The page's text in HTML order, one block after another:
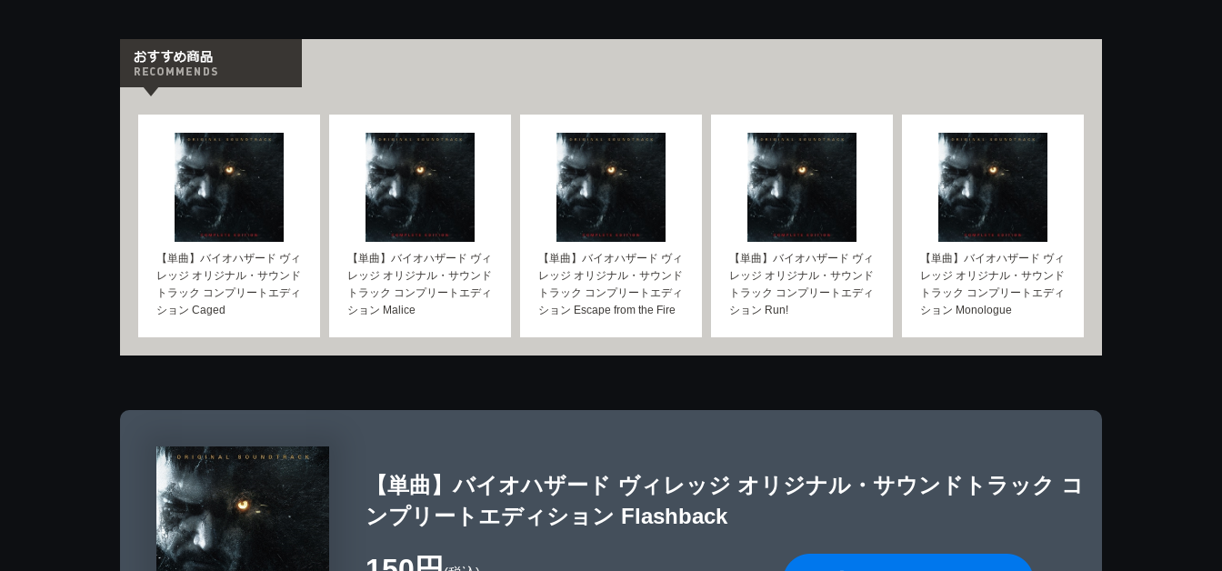
【単曲】バイオハザード ヴィ
レッジ オリジナル・サウンド
トラック コンプリートエディ
ション Caged
【単曲】バイオハザード ヴィ
レッジ オリジナル・サウンド
トラック コンプリートエディ
ション Malice
【単曲】バイオハザード ヴィ
レッジ オリジナル・サウンド
トラック コンプリートエディ
ション Escape from the Fire
【単曲】バイオハザード ヴィ
レッジ オリジナル・サウンド
トラック コンプリートエディ
ション Run!
【単曲】バイオハザード ヴィ
レッジ オリジナル・サウンド
トラック コンプリートエディ
ション Monologue
【単曲】バイオハザード ヴィレッジ オリジナル・サウンドトラック コ
ンプリートエディション Flashback